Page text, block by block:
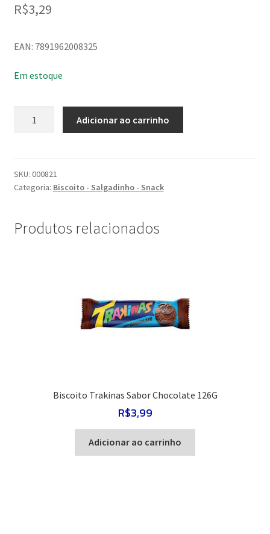
R$3,29
EAN: 7891962008325
Em estoque
com
Recheio
140G
Adicionar ao carrinho
SKU: 000821
Categoria: Biscoito - Salgadinho - Snack
Produtos relacionados
Biscoito Trakinas Sabor Chocolate 126G
R$3,99
Adicionar ao carrinho